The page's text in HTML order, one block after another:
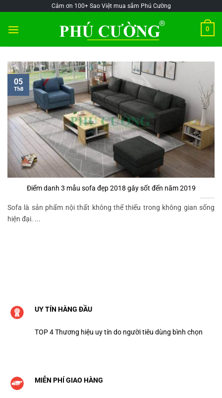
content
Cảm ơn 100+ Sao Việt mua sắm Phú Cường
0
Điểm danh 3 mẫu sofa đẹp 2018 gây sốt đến năm 2019
Sofa là sản phẩm nội thất không thể thiếu trong không gian sống
hiện đại. ...
05
Th8
UY TÍN HÀNG ĐẦU
TOP 4 Thương hiệu uy tín do người tiêu dùng bình chọn
MIỄN PHÍ GIAO HÀNG
mỪng1
mỪng1